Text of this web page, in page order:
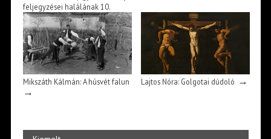
feljegyzései halálának 10.
évfordulóján)*→
Mikszáth Kálmán: A húsvét falun
→
Lajtos Nóra: Golgotai dúdoló →